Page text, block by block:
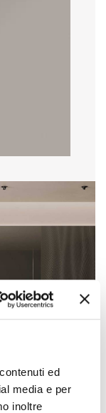
ed
media e per
inoltre